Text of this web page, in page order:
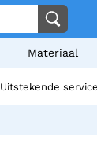
Materiaal
Uitstekende service